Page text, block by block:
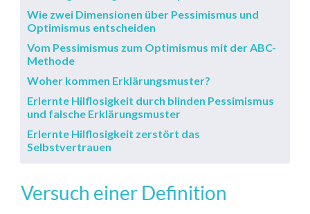
Wie zwei Dimensionen über Pessimismus und
Optimismus entscheiden
Vom Pessimismus zum Optimismus mit der ABC-
Methode
Woher kommen Erklärungsmuster?
Erlernte Hilflosigkeit durch blinden Pessimismus
und falsche Erklärungsmuster
Erlernte Hilflosigkeit zerstört das
Selbstvertrauen
Versuch einer Definition